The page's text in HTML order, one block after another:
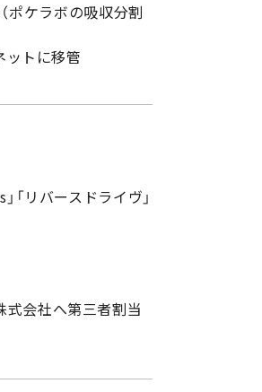
ポケラボの吸収分割
ットに移管
リバースドライヴ」
式会社へ第三者割当